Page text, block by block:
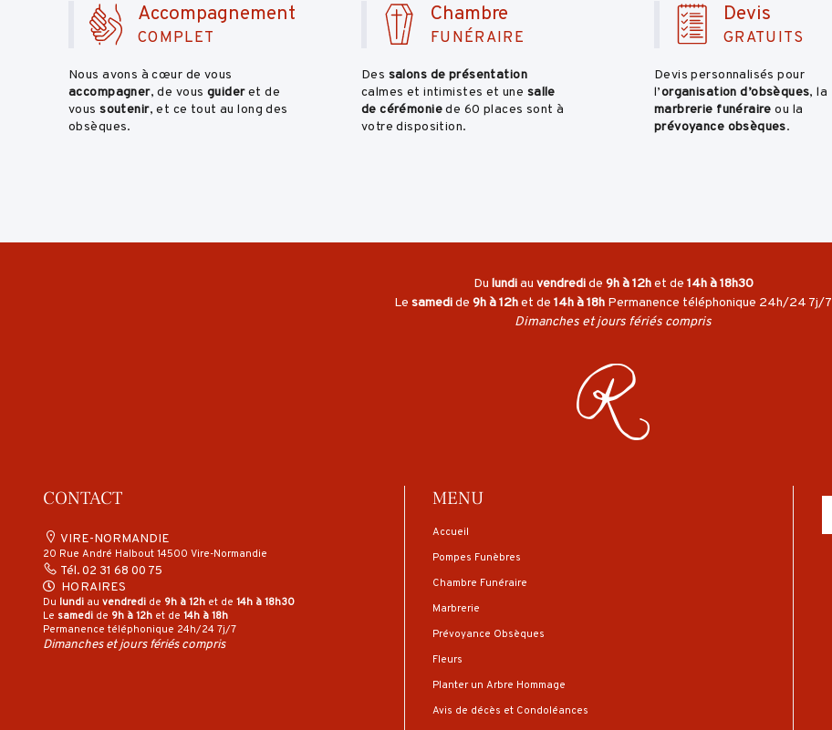
Accompagnement
COMPLET
Nous avons à cœur de vous
accompagner, de vous guideret de
voussoutenir, et ce tout au long des
obsèques.
Chambre
FUNÉRAIRE
Des salons de présentation
calmes et intimistes et une salle
de cérémoniede 60 places sont à
votre disposition.
Devis
GRATUITS
Devis personnalisés pour
l’organisation d’obsèques, la
marbrerie funéraire ou la
prévoyance obsèques.
Du lundiau vendredide 9h à 12het de 14h à 18h30
Le samedide 9h à 12het de 14h à 18h Permanence téléphonique 24h/24 7j/7
Dimanches et jours fériés compris
CONTACT
VIRE-NORMANDIE
20 Rue André Halbout 14500 Vire-Normandie
Tél.02 31 68 00 75
HORAIRES
Du lundiau vendredide 9h à 12het de 14h à 18h30
Le samedide 9h à 12het de 14h à 18h
Permanence téléphonique 24h/24 7j/7
Dimanches et jours fériés compris
MENU
Accueil
Pompes Funèbres
Chambre Funéraire
Marbrerie
Prévoyance Obsèques
Fleurs
Planter un Arbre Hommage
Avis de décès et Condoléances